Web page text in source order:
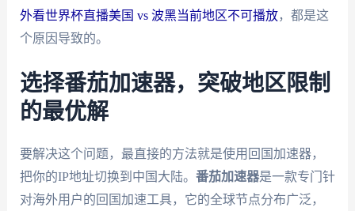
外看世界杯直播美国 vs 波黑当前地区不可播放，都是这
个原因导致的。
选择番茄加速器，突破地区限制
的最优解
要解决这个问题，最直接的方法就是使用回国加速器，
把你的IP地址切换到中国大陆。 番茄加速器是一款专门针
对海外用户的回国加速工具，它的全球节点分布广泛，